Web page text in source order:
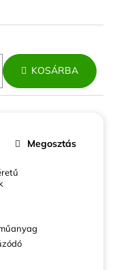
KOSÁRBA
Megosztás